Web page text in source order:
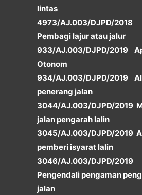
lintas
4973/AJ.003/DJPD/2018
Pembagi lajur atau jalur
933/AJ.003/DJPD/2019
Otonom
934/AJ.003/DJPD/2019
penerang jalan
3044/AJ.003/DJPD/2019
jalan pengarah lalin
3045/AJ.003/DJPD/2019
pemberi isyarat lalin
3046/AJ.003/DJPD/2019
Pengendali pengaman
jalan